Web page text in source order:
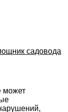
садовода
может